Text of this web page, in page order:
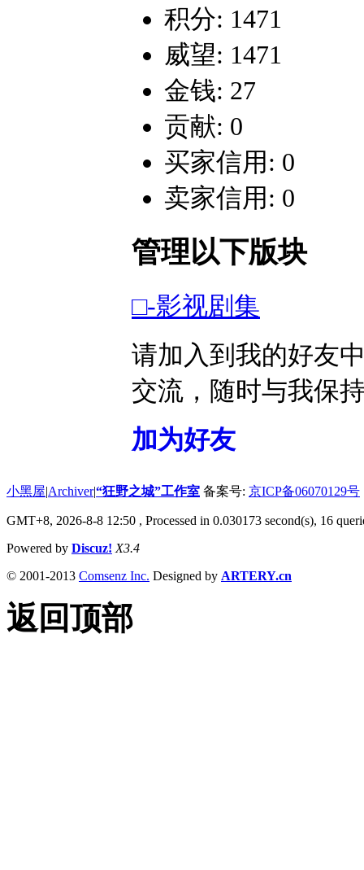
积分: 1471
威望: 1471
金钱: 27
贡献: 0
买家信用: 0
卖家信用: 0
管理以下版块
□-影视剧集
请加入到我的好友
交流，随时与我保
加为好友
小黑屋|Archiver|“狂野之城”工作室 备案号: 京ICP备06070129号
GMT+8, 2026-8-8 12:50 , Processed in 0.030173 second(s), 16
Powered by Discuz! X3.4
© 2001-2013 Comsenz Inc. Designed by ARTERY.cn
返回顶部